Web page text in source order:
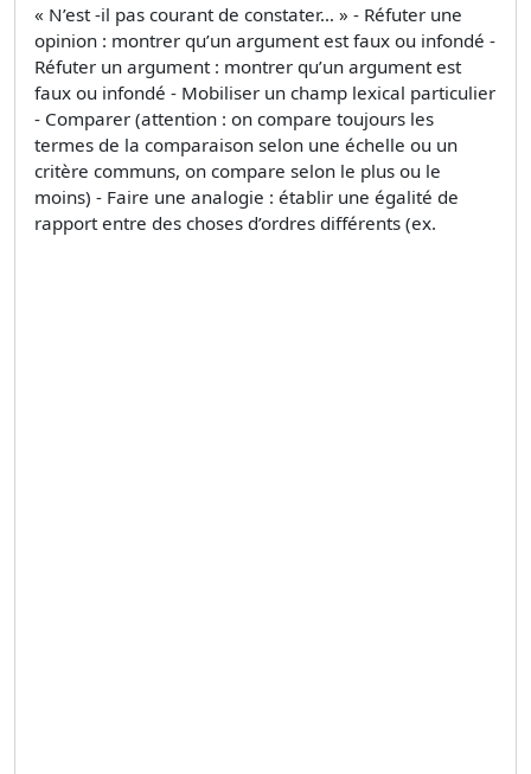
« N’est -il pas courant de constater… » - Réfuter une
opinion : montrer qu’un argument est faux ou infondé -
Réfuter un argument : montrer qu’un argument est
faux ou infondé - Mobiliser un champ lexical particulier
- Comparer (attention : on compare toujours les
termes de la comparaison selon une échelle ou un
critère communs, on compare selon le plus ou le
moins) - Faire une analogie : établir une égalité de
rapport entre des choses d’ordres différents (ex.